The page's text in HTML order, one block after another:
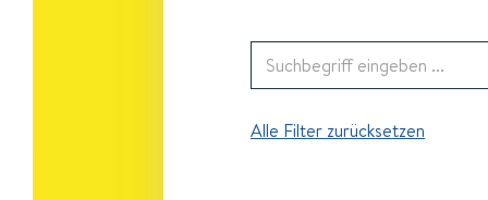
Alle Filter zurücksetzen